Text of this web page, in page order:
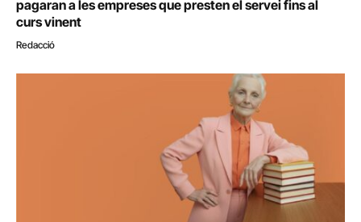
pagaran a les empreses que presten el servei fins al
curs vinent
Redacció